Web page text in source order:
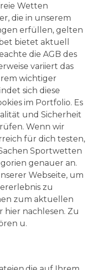
Wetten
die in unserem
erfüllen, gelten
bietet aktuell
die AGB des
variiert das
wichtiger
sich diese
im Portfolio. Es
und Sicherheit
Wenn wir
für dich testen,
Sportwetten
genauer an.
Webseite, um
zu
zum aktuellen
hier nachlesen. Zu
u.